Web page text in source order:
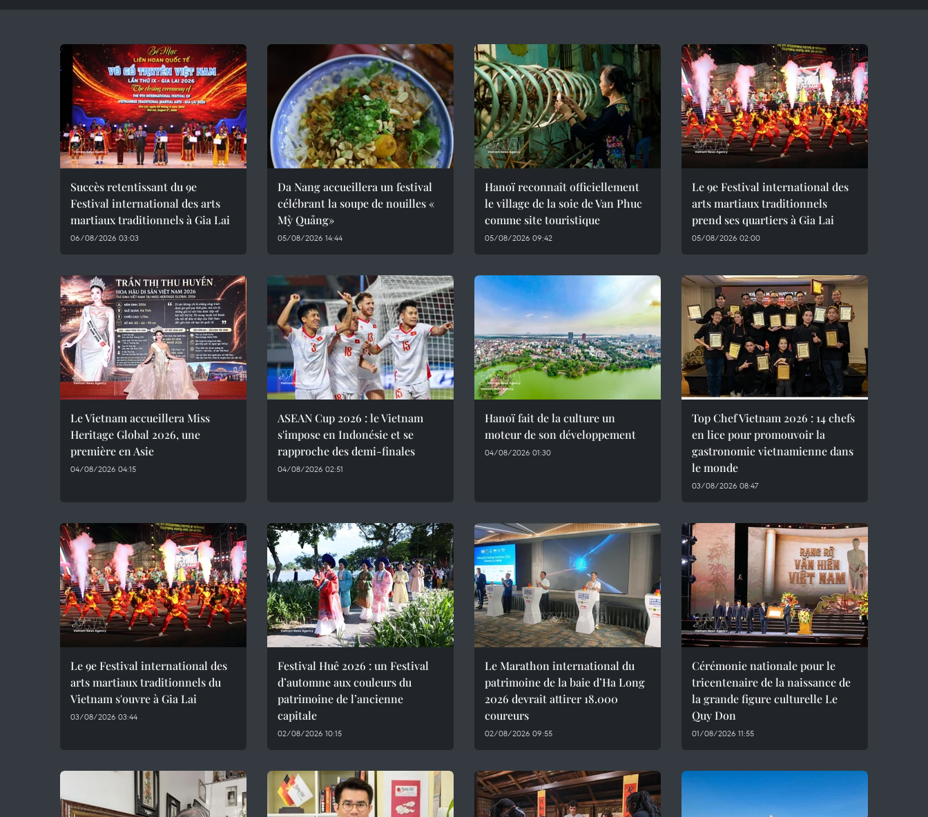
Succès retentissant du 9e
Festival international des arts
martiaux traditionnels à Gia Lai
06/08/2026 03:03
Da Nang accueillera un festival
célébrant la soupe de nouilles «
Mỳ Quảng»
05/08/2026 14:44
Hanoï reconnaît officiellement
le village de la soie de Van Phuc
comme site touristique
05/08/2026 09:42
Le 9e Festival international des
arts martiaux traditionnels
prend ses quartiers à Gia Lai
05/08/2026 02:00
Le Vietnam accueillera Miss
Heritage Global 2026, une
première en Asie
04/08/2026 04:15
ASEAN Cup 2026 : le Vietnam
s'impose en Indonésie et se
rapproche des demi-finales
04/08/2026 02:51
Hanoï fait de la culture un
moteur de son développement
04/08/2026 01:30
Top Chef Vietnam 2026 : 14 chefs
en lice pour promouvoir la
gastronomie vietnamienne dans
le monde
03/08/2026 08:47
Le 9e Festival international des
arts martiaux traditionnels du
Vietnam s'ouvre à Gia Lai
03/08/2026 03:44
Festival Huê 2026 : un Festival
d’automne aux couleurs du
patrimoine de l’ancienne
capitale
02/08/2026 10:15
Le Marathon international du
patrimoine de la baie d’Ha Long
2026 devrait attirer 18.000
coureurs
02/08/2026 09:55
Cérémonie nationale pour le
tricentenaire de la naissance de
la grande figure culturelle Le
Quy Don
01/08/2026 11:55